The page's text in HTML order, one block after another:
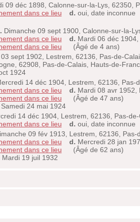
09 déc 1898, Calonne-sur-la-Lys, 62350,
d. oui, date inconnue
Dimanche 09 sept 1900, Calonne-sur-la-
d. Mardi 06 déc
(Âgé de 4 ans)
sept 1902, Lestrem, 62136, Pas-de-
62908, Pas-de-Calais, Hauts-de-
1924
14 déc 1904, Lestrem, 62136, Pas-
d. Mardi 08 avr 1952,
(Âgé de 47 ans)
24 mai 1924
14 déc 1904, Lestrem, 62136, Pas-
d. oui, date inconnue
09 fév 1913, Lestrem, 62136,
d. Mercredi 28 jan
(Âgé de 62 ans)
Mardi 19 juil 1932